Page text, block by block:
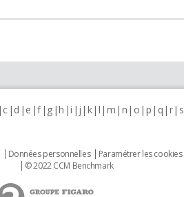
c d e f g h i j k l m n o p q r s
Données personnelles Paramétrer les cookies
© 2022 CCM Benchmark